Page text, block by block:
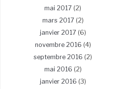
mai 2017 (2)
mars 2017 (2)
janvier 2017 (6)
novembre 2016 (4)
septembre 2016 (2)
mai 2016 (2)
janvier 2016 (3)